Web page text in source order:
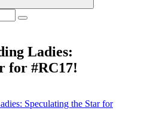
Ladies:
for #RC17!
Speculating the Star for